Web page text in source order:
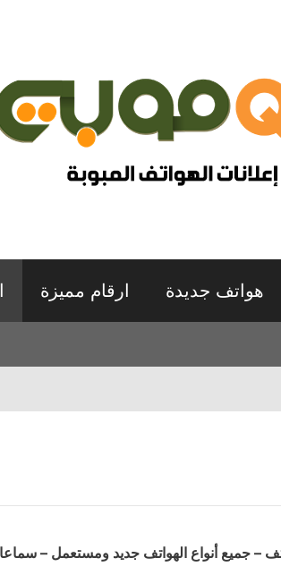
هواتف جديدة ارقام مميزة
– جميع أنواع الهواتف جديد ومستعمل –